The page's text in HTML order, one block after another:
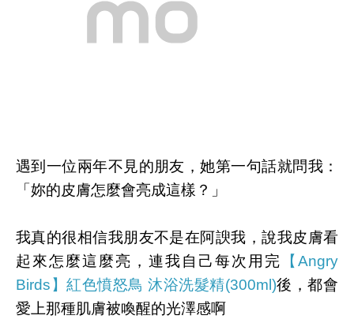
遇到一位兩年不見的朋友，她第一句話就問我：
「妳的皮膚怎麼會亮成這樣？」
我真的很相信我朋友不是在阿諛我，說我皮膚看
起來怎麼這麼亮，連我自己每次用完 【Angry
Birds】紅色憤怒鳥 沐浴洗髮精(300ml)後，都會
愛上那種肌膚被喚醒的光澤感啊